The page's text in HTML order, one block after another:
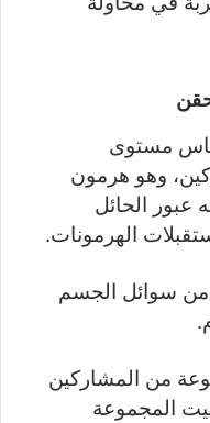
مستوى
وهو هرمون
عبور الحائل
الهرمونات.
من سوائل الجسم
من المشاركين
المجموعة